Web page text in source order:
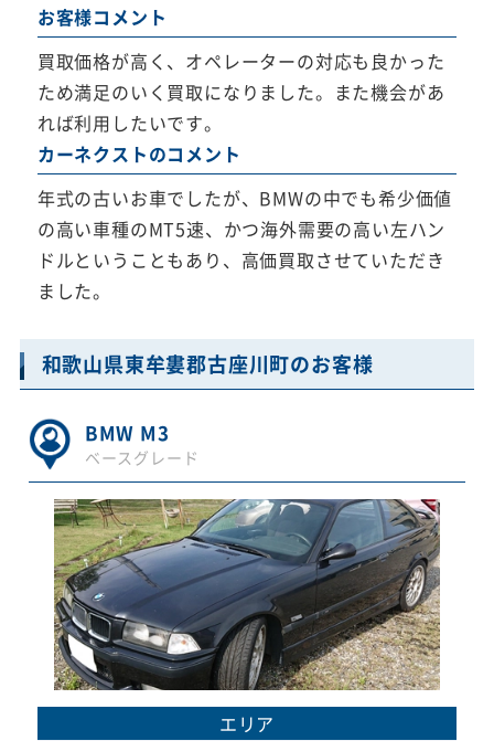
お客様コメント
買取価格が高く、オペレーターの対応も良かった
ため満足のいく買取になりました。また機会があ
れば利用したいです。
カーネクストのコメント
年式の古いお車でしたが、BMWの中でも希少価値
の高い車種のMT5速、かつ海外需要の高い左ハン
ドルということもあり、高価買取させていただき
ました。
和歌山県東牟婁郡古座川町のお客様
BMW M3
ベースグレード
エリア